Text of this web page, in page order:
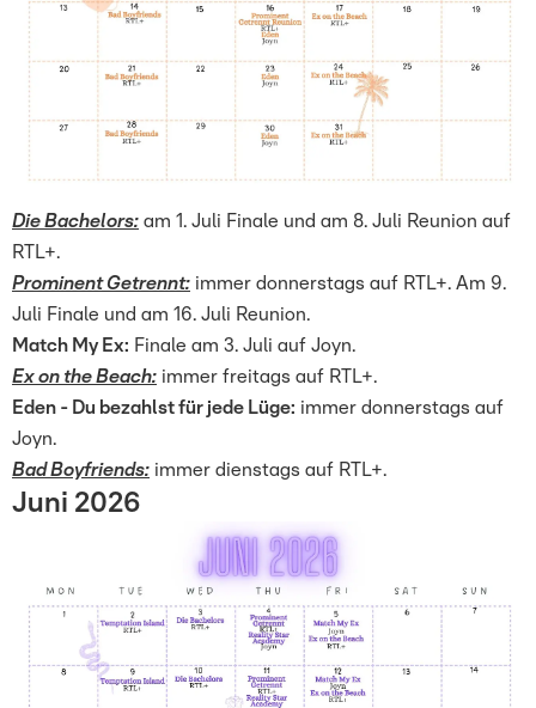
Die Bachelors: am 1. Juli Finale und am 8. Juli Reunion auf
RTL+.
Prominent Getrennt: immer donnerstags auf RTL+. Am 9.
Juli Finale und am 16. Juli Reunion.
Match My Ex: Finale am 3. Juli auf Joyn.
Ex on the Beach: immer freitags auf RTL+.
Eden - Du bezahlst für jede Lüge: immer donnerstags auf
Joyn.
Bad Boyfriends: immer dienstags auf RTL+.
Juni 2026